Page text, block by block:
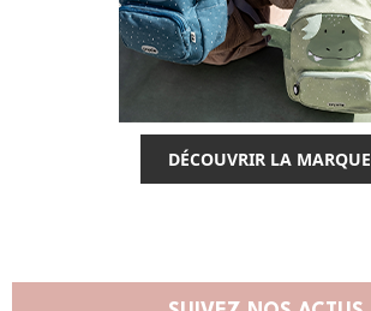
DÉCOUVRIR LA MARQUE